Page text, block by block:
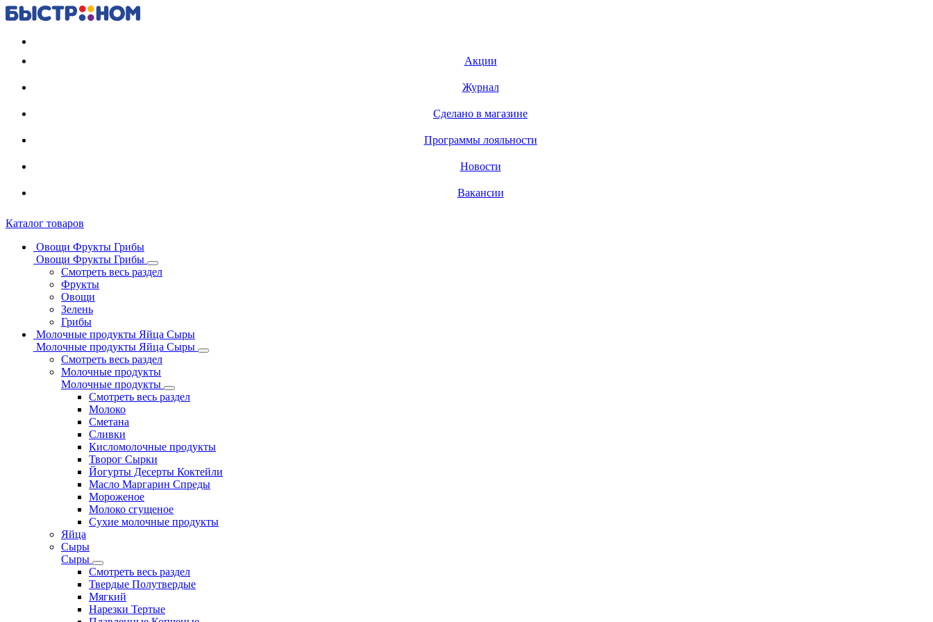
Акции
Журнал
Сделано в магазине
Программы лояльности
Новости
Вакансии
Каталог товаров
Овощи Фрукты Грибы
Овощи Фрукты Грибы
Смотреть весь раздел
Фрукты
Овощи
Зелень
Грибы
Молочные продукты Яйца Сыры
Молочные продукты Яйца Сыры
Смотреть весь раздел
Молочные продукты
Молочные продукты
Смотреть весь раздел
Молоко
Сметана
Сливки
Кисломолочные продукты
Творог Сырки
Йогурты Десерты Коктейли
Масло Маргарин Спреды
Мороженое
Молоко сгущеное
Сухие молочные продукты
Яйца
Сыры
Сыры
Смотреть весь раздел
Твердые Полутвердые
Мягкий
Нарезки Тертые